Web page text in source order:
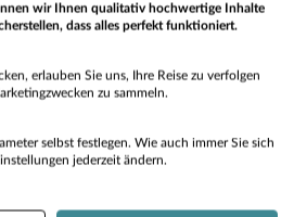
48 38 40 42 44
48 50
No
wir Ihnen qualitativ hochwertige Inhalte
dass alles perfekt funktioniert.
erlauben Sie uns, Ihre Reise zu verfolgen
zu sammeln.
selbst festlegen. Wie auch immer Sie sich
jederzeit ändern.